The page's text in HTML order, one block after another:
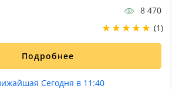
8 470
(1)
Подробнее
Сегодня в 11:40